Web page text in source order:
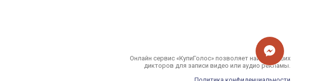
Онлайн сервис «КупиГолос» позволяет найти лучших
дикторов для записи видео или аудио рекламы.